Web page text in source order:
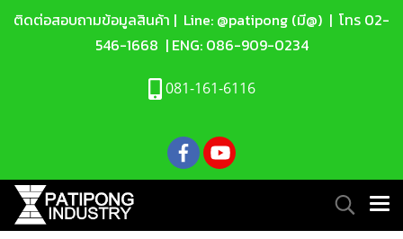
ติดต่อสอบถามข้อมูลสินค้า | Line: @patipong (มี@) | โทร 02-
546-1668 | ENG: 086-909-0234
081-161-6116